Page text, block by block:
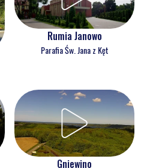
Rumia Janowo
Parafia Św. Jana z Kęt
Gniewino